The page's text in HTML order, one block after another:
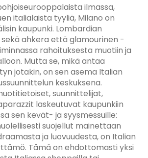
ilmassa,
italialaista tyyliä, Milano on
kaupunki. Lombardian
ahkera että glamourinen -
rahoituksesta muotiin ja
Mutta se, mikä antaa
jotakin, on sen asema Italian
keskuksena.
suunnittelijat,
laskeutuvat kaupunkiin
sen kevät- ja syysmessuille:
suojellut mainettaan
ja luovuudesta, on Italian
Tämä on ehdottomasti yksi